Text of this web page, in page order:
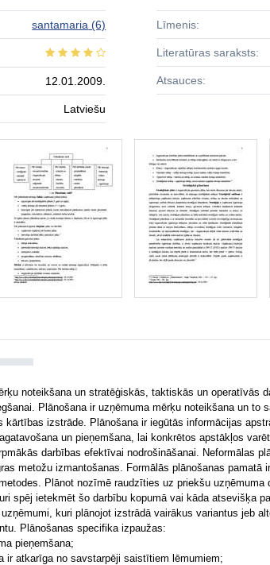
santamaria (6)
12.01.2009.
Latviešu
Līmenis:
Literatūras saraksts:
Atsauces:
noteikšana un stratēģiskās, taktiskās un operatīvās
Plānošana ir uzņēmuma mērķu noteikšana un to
kārtības izstrāde. Plānošana ir iegūtās informācijas
un pieņemšana, lai konkrētos apstākļos
darbības efektīvai nodrošināšanai. Neformālas
metožu izmantošanas. Formālās plānošanas pamatā
Plānot nozīmē raudzīties uz priekšu uzņēmuma
spēj ietekmēt šo darbību kopumā vai kāda atsevišķa
kuri plānojot izstrādā vairākus variantus jeb
Plānošanas specifika izpaužas:
pieņemšana;
ir atkarīga no savstarpēji saistītiem lēmumiem;